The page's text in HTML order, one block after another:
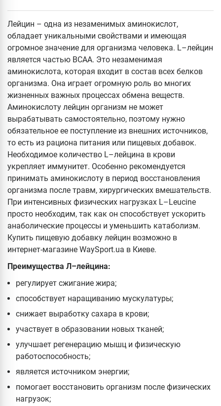
Лейцин – одна из незаменимых аминокислот,
обладает уникальными свойствами и имеющая
огромное значение для организма человека. L–лейцин
является частью BCAA. Это незаменимая
аминокислота, которая входит в состав всех белков
организма. Она играет огромную роль во многих
жизненных важных процессах обмена веществ.
Аминокислоту лейцин организм не может
вырабатывать самостоятельно, поэтому нужно
обязательное ее поступление из внешних источников,
то есть из рациона питания или пищевых добавок.
Необходимое количество L–лейцина в крови
укрепляет иммунитет. Особенно рекомендуется
принимать аминокислоту в период восстановления
организма после травм, хирургических вмешательств.
При интенсивных физических нагрузках L–Leucine
просто необходим, так как он способствует ускорить
анаболические процессы и уменьшить катаболизм.
Купить пищевую добавку лейцин возможно в
интернет-магазине WaySport.ua в Киеве.
Преимущества Л–лейцина:
регулирует сжигание жира;
способствует наращиванию мускулатуры;
снижает выработку сахара в крови;
участвует в образовании новых тканей;
улучшает регенерацию мышц и физическую
работоспособность;
является источником энергии;
помогает восстановить организм после физических
нагрузок;